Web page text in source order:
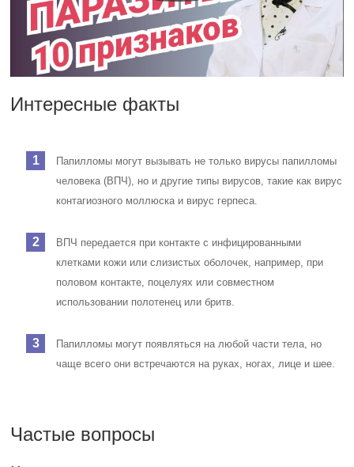
Интересные факты
Папилломы могут вызывать не только вирусы папилломы
человека (ВПЧ), но и другие типы вирусов, такие как вирус
контагиозного моллюска и вирус герпеса.
ВПЧ передается при контакте с инфицированными
клетками кожи или слизистых оболочек, например, при
половом контакте, поцелуях или совместном
использовании полотенец или бритв.
Папилломы могут появляться на любой части тела, но
чаще всего они встречаются на руках, ногах, лице и шее.
Частые вопросы